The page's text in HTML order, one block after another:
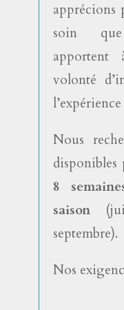
apprécions
soin
volonté
Nous
disponibles
8
saison
septembre).
Nos